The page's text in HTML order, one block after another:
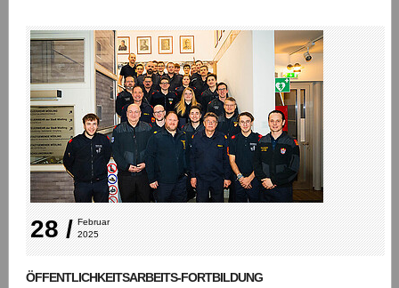
28 / Februar
2025
ÖFFENTLICHKEITSARBEITS-FORTBILDUNG